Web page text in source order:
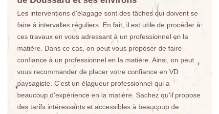
Les interventions d'élagage sont des tâches qui doivent se
faire à intervalles réguliers. En fait, il est utile de procéder à
ces travaux en vous adressant à un professionnel en la
matière. Dans ce cas, on peut vous proposer de faire
confiance à un professionnel en la matière. Ainsi, on peut
vous recommander de placer votre confiance en VD
paysagiste. C'est un élagueur professionnel qui a
beaucoup d'expérience en la matière. Sachez qu'il propose
des tarifs intéressants et accessibles à beaucoup de